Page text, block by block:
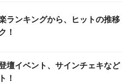
ランキングから、ヒットの推移
！
壇イベント、サインチェキなど
！